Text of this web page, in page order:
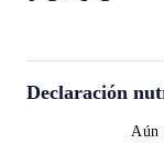
Declaración
Aún